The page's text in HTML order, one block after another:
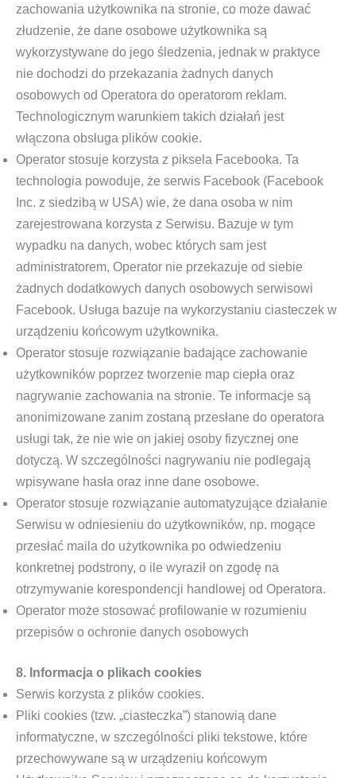
zachowania użytkownika na stronie, co może dawać
złudzenie, że dane osobowe użytkownika są
wykorzystywane do jego śledzenia, jednak w praktyce
nie dochodzi do przekazania żadnych danych
osobowych od Operatora do operatorom reklam.
Technologicznym warunkiem takich działań jest
włączona obsługa plików cookie.
Operator stosuje korzysta z piksela Facebooka. Ta
technologia powoduje, że serwis Facebook (Facebook
Inc. z siedzibą w USA) wie, że dana osoba w nim
zarejestrowana korzysta z Serwisu. Bazuje w tym
wypadku na danych, wobec których sam jest
administratorem, Operator nie przekazuje od siebie
żadnych dodatkowych danych osobowych serwisowi
Facebook. Usługa bazuje na wykorzystaniu ciasteczek w
urządzeniu końcowym użytkownika.
Operator stosuje rozwiązanie badające zachowanie
użytkowników poprzez tworzenie map ciepła oraz
nagrywanie zachowania na stronie. Te informacje są
anonimizowane zanim zostaną przesłane do operatora
usługi tak, że nie wie on jakiej osoby fizycznej one
dotyczą. W szczególności nagrywaniu nie podlegają
wpisywane hasła oraz inne dane osobowe.
Operator stosuje rozwiązanie automatyzujące działanie
Serwisu w odniesieniu do użytkowników, np. mogące
przesłać maila do użytkownika po odwiedzeniu
konkretnej podstrony, o ile wyraził on zgodę na
otrzymywanie korespondencji handlowej od Operatora.
Operator może stosować profilowanie w rozumieniu
przepisów o ochronie danych osobowych
8. Informacja o plikach cookies
Serwis korzysta z plików cookies.
Pliki cookies (tzw. „ciasteczka”) stanowią dane
informatyczne, w szczególności pliki tekstowe, które
przechowywane są w urządzeniu końcowym